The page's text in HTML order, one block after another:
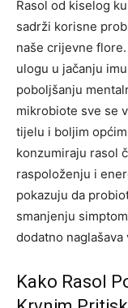
Rasol od kiselog
sadrži korisne
naše crijevne
ulogu u jačanju
poboljšanju
mikrobiote sve se
tijelu i boljim
konzumiraju rasol
raspoloženju i
pokazuju da
smanjenju
dodatno
Kako Rasol